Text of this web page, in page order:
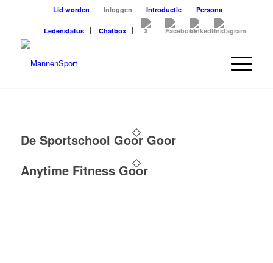
Lid worden Inloggen Introductie Persona
Ledenstatus Chatbox
De Sportschool Goor Goor
Anytime Fitness Goor